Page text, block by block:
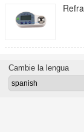
Cambie la lengua